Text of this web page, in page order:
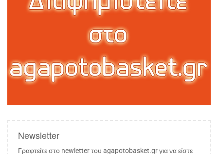
Newsletter
Γραφτείτε στο newletter του agapotobasket.gr για να είστε